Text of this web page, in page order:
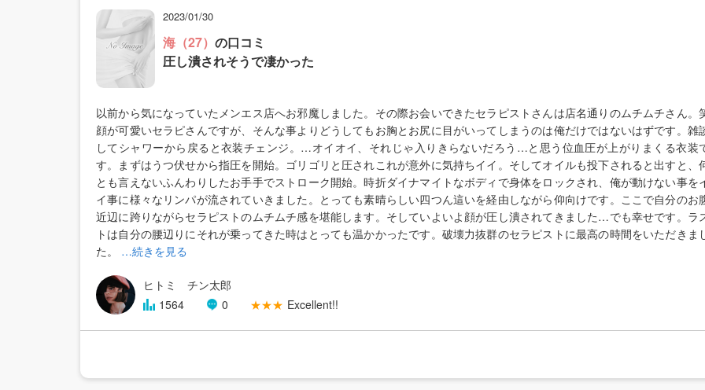
2023/01/30
海（27） の口コミ
圧し潰されそうで凄かった
以前から気になっていたメンエス店へお邪魔しました。その際お会いできたセラピストさんは店名通りのムチムチさん。
顔が可愛いセラピさんですが、そんな事よりどうしてもお胸とお尻に目がいってしまうのは俺だけではないはずです。雑
してシャワーから戻ると衣装チェンジ。…オイオイ、それじゃ入りきらないだろう…と思う位血圧が上がりまくる衣装
す。まずはうつ伏せから指圧を開始。ゴリゴリと圧されこれが意外に気持ちイイ。そしてオイルも投下されると出すと、
とも言えないふんわりしたお手手でストローク開始。時折ダイナマイトなボディで身体をロックされ、俺が動けない事を
イ事に様々なリンパが流されていきました。とっても素晴らしい四つん這いを経由しながら仰向けです。ここで自分のお
近辺に跨りながらセラピストのムチムチ感を堪能します。そしていよいよ顔が圧し潰されてきました…でも幸せです。ラ
トは自分の腰辺りにそれが乗ってきた時はとっても温かかったです。破壊力抜群のセラピストに最高の時間をいただきま
た。 …続きを見る
ヒトミ チン太郎
1564
0 ★★★ Excellent!!